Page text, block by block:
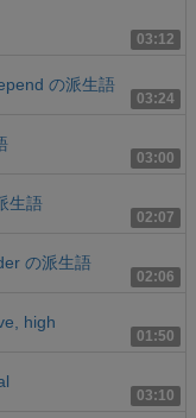
03:12
03:24
の派生語
03:00
02:07
生語
02:06
の派生語
01:50
high
03:10